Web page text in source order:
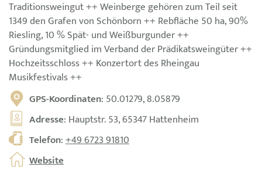
Traditionsweingut ++ Weinberge gehören zum Teil seit
1349 den Grafen von Schönborn ++ Rebfläche 50 ha, 90%
Riesling, 10 % Spät- und Weißburgunder ++
Gründungsmitglied im Verband der Prädikatsweingüter ++
Hochzeitsschloss ++ Konzertort des Rheingau
Musikfestivals ++
GPS-Koordinaten: 50.01279, 8.05879
Adresse: Hauptstr. 53, 65347 Hattenheim
Telefon:+49 6723 91810
Website